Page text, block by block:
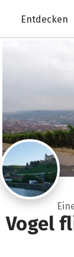
Entdecken
Vogel